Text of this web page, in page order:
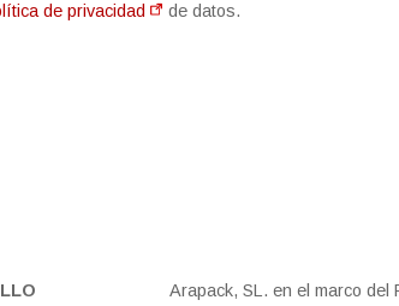
de privacidad de datos.
Arapack, SL. en el marco del